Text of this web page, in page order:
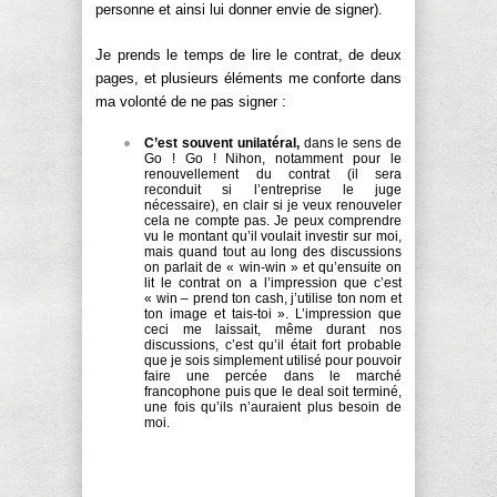
personne et ainsi lui donner envie de signer).
Je prends le temps de lire le contrat, de deux
pages, et plusieurs éléments me conforte dans
ma volonté de ne pas signer :
C’est souvent unilatéral,dans le sens de
Go ! Go ! Nihon, notamment pour le
renouvellement du contrat (il sera
reconduit si l’entreprise le juge
nécessaire), en clair si je veux renouveler
cela ne compte pas. Je peux comprendre
vu le montant qu’il voulait investir sur moi,
mais quand tout au long des discussions
on parlait de « win-win » et qu’ensuite on
lit le contrat on a l’impression que c’est
« win – prend ton cash, j’utilise ton nom et
ton image et tais-toi ». L’impression que
ceci me laissait, même durant nos
discussions, c’est qu’il était fort probable
que je sois simplement utilisé pour pouvoir
faire une percée dans le marché
francophone puis que le deal soit terminé,
une fois qu’ils n’auraient plus besoin de
moi.